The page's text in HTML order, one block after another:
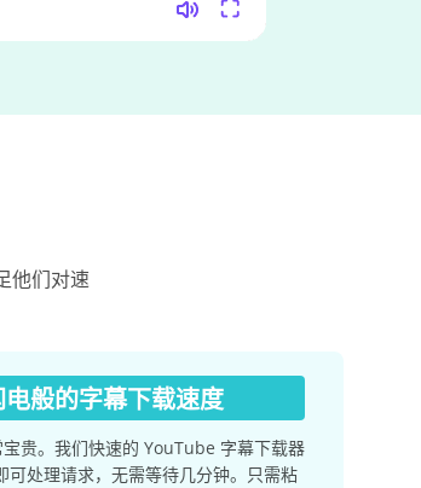
他们对速
电般的字幕下载速度
贵。我们快速的 YouTube 字幕下载器
可处理请求，无需等待几分钟。只需粘